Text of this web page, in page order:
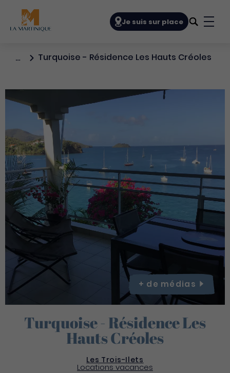
Je suis sur place
… Turquoise - Résidence Les Hauts Créoles
Turquoise - Résidence Les
Hauts Créoles
Les Trois-Ilets
Locations vacances
+ de médias